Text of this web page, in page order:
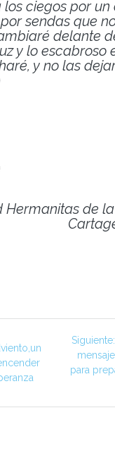
los ciegos por
sendas que
delante
y lo escabroso
y no las
Hermanitas de
Siguiente:
para